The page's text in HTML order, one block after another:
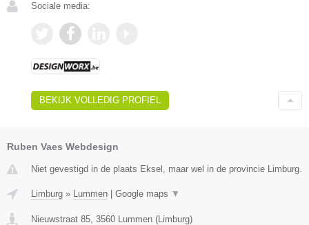
Sociale media:
BEKIJK VOLLEDIG PROFIEL
Ruben Vaes Webdesign
Niet gevestigd in de plaats Eksel, maar wel in de provincie Limburg.
Limburg » Lummen | Google maps ▼
Nieuwstraat 85 3560 Lummen (Limburg)